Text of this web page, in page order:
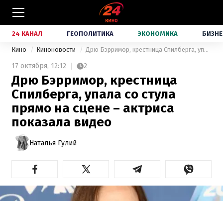
24 КАНАЛ ГЕОПОЛИТИКА ЭКОНОМИКА
Кино Киноновости Дрю Бэрримор, крестница Спилберга, упала со стула прямо на сцене – актриса показала видео
17 октября, 12:12 2
Дрю Бэрримор, крестница
Спилберга, упала со стула
прямо на сцене – актриса
показала видео
Наталья Гулий